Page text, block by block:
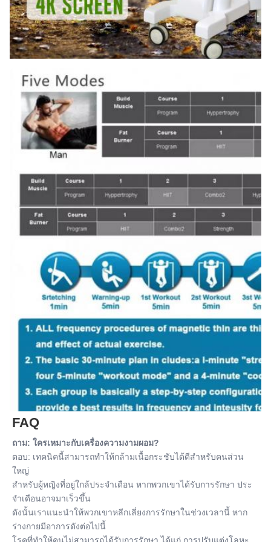
FAQ
ถาม: ใครเหมาะกับเครื่องความงามผอม?
ตอบ: เทคนิคนี้สามารถทําให้กล้ามเนื้อกระชับได้ดีสําหรับคนส่วน
ใหญ่
สําหรับผู้หญิงที่อยู่ใกล้ประจําเดือน หากพวกเขาได้รับการรักษา ประ
จําเดือนอาจมาเร็วขึ้น
ดังนั้นเราแนะนําให้พวกเขาหลีกเลี่ยงการรักษาในช่วงเวลานี้ หาก
ร่างกายมีอาการดังต่อไปนี้
โรคที่ทําให้คนไม่สามารถได้รับการรักษา ได้แก่ การปรับแต่งโลหะ